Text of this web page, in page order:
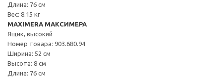
Длина: 76 см
Вес: 8.15 кг
MAXIMERA МАКСИМЕРА
Ящик, высокий
Номер товара: 903.680.94
Ширина: 52 см
Высота: 8 см
Длина: 76 см